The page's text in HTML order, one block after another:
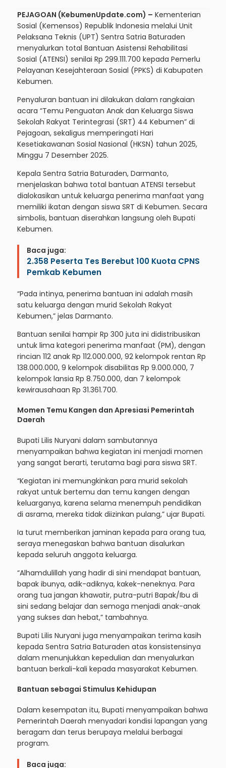
PEJAGOAN (KebumenUpdate.com) – Kementerian
Sosial (Kemensos) Republik Indonesia melalui Unit
Pelaksana Teknis (UPT) Sentra Satria Baturaden
menyalurkan total Bantuan Asistensi Rehabilitasi
Sosial (ATENSI) senilai Rp 299.111.700 kepada Pemerlu
Pelayanan Kesejahteraan Sosial (PPKS) di Kabupaten
Kebumen.
Penyaluran bantuan ini dilakukan dalam rangkaian
acara “Temu Penguatan Anak dan Keluarga Siswa
Sekolah Rakyat Terintegrasi (SRT) 44 Kebumen” di
Pejagoan, sekaligus memperingati Hari
Kesetiakawanan Sosial Nasional (HKSN) tahun 2025,
Minggu 7 Desember 2025.
Kepala Sentra Satria Baturaden, Darmanto,
menjelaskan bahwa total bantuan ATENSI tersebut
dialokasikan untuk keluarga penerima manfaat yang
memiliki ikatan dengan siswa SRT di Kebumen. Secara
simbolis, bantuan diserahkan langsung oleh Bupati
Kebumen.
Baca juga:
2.358 Peserta Tes Berebut 100 Kuota CPNS
Pemkab Kebumen
“Pada intinya, penerima bantuan ini adalah masih
satu keluarga dengan murid Sekolah Rakyat
Kebumen,” jelas Darmanto.
Bantuan senilai hampir Rp 300 juta ini didistribusikan
untuk lima kategori penerima manfaat (PM), dengan
rincian 112 anak Rp 112.000.000, 92 kelompok rentan Rp
138.000.000, 9 kelompok disabilitas Rp 9.000.000, 7
kelompok lansia Rp 8.750.000, dan 7 kelompok
kewirausahaan Rp 31.361.700.
Momen Temu Kangen dan Apresiasi Pemerintah
Daerah
Bupati Lilis Nuryani dalam sambutannya
menyampaikan bahwa kegiatan ini menjadi momen
yang sangat berarti, terutama bagi para siswa SRT.
“Kegiatan ini memungkinkan para murid sekolah
rakyat untuk bertemu dan temu kangen dengan
keluarganya, karena selama menempuh pendidikan
di asrama, mereka tidak diizinkan pulang,” ujar Bupati.
Ia turut memberikan jaminan kepada para orang tua,
seraya menegaskan bahwa bantuan disalurkan
kepada seluruh anggota keluarga.
“Alhamdulillah yang hadir di sini mendapat bantuan,
bapak ibunya, adik-adiknya, kakek-neneknya. Para
orang tua jangan khawatir, putra-putri Bapak/Ibu di
sini sedang belajar dan semoga menjadi anak-anak
yang sukses dan hebat,” tambahnya.
Bupati Lilis Nuryani juga menyampaikan terima kasih
kepada Sentra Satria Baturaden atas konsistensinya
dalam menunjukkan kepedulian dan menyalurkan
bantuan berkali-kali kepada masyarakat Kebumen.
Bantuan sebagai Stimulus Kehidupan
Dalam kesempatan itu, Bupati menyampaikan bahwa
Pemerintah Daerah menyadari kondisi lapangan yang
beragam dan terus berupaya melalui berbagai
program.
Baca juga: